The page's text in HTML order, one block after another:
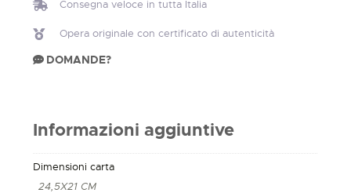
Consegna veloce in tutta Italia
Opera originale con certificato di autenticità
DOMANDE?
Informazioni aggiuntive
Dimensioni carta
24,5X21 CM